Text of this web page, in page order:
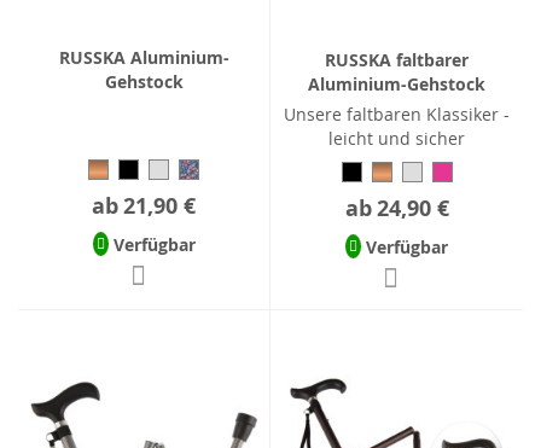
RUSSKA Aluminium-
Gehstock
ab21,90 €
Verfügbar
RUSSKA faltbarer
Aluminium-Gehstock
Unsere faltbaren Klassiker -
leicht und sicher
ab24,90 €
Verfügbar